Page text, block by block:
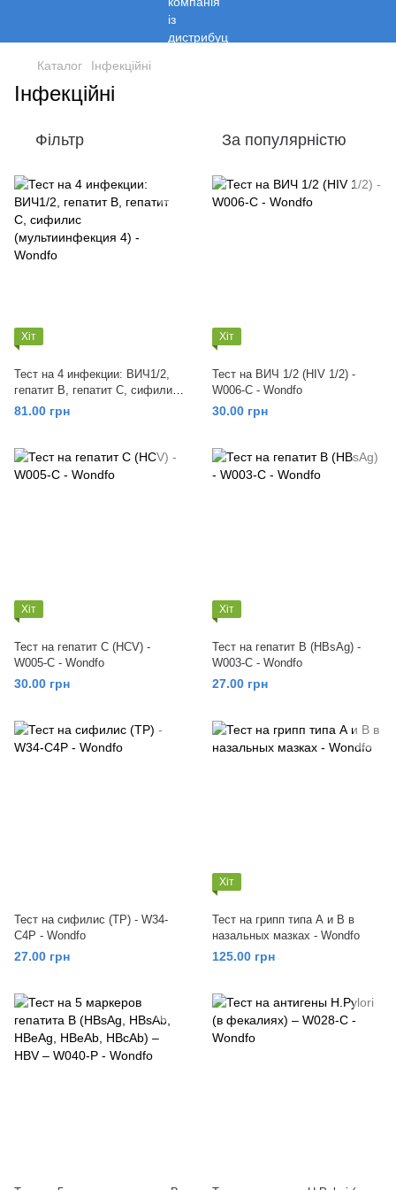
Каталог Інфекційні
Інфекційні
Фільтр За популярністю
Хіт
Тест на 4 инфекции: ВИЧ1/2,
гепатит В, гепатит С, сифилис
(мультиинфекция 4) - Wondfo
81.00 грн
Хіт
Тест на ВИЧ 1/2 (HIV 1/2) -
W006-С - Wondfo
30.00 грн
Хіт
Тест на гепатит С (HCV) -
W005-C - Wondfo
30.00 грн
Хіт
Тест на гепатит В (HBsAg) -
W003-C - Wondfo
27.00 грн
Тест на сифилис (TP) - W34-
C4P - Wondfo
27.00 грн
Хіт
Тест на грипп типа А и В в
назальных мазках - Wondfo
125.00 грн